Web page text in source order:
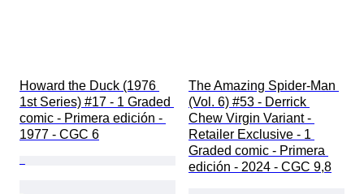
Howard the Duck (1976
1st Series) #17 - 1 Graded
comic - Primera edición -
1977 - CGC 6
The Amazing Spider-Man
(Vol. 6) #53 - Derrick
Chew Virgin Variant -
Retailer Exclusive - 1
Graded comic - Primera
edición - 2024 - CGC 9,8